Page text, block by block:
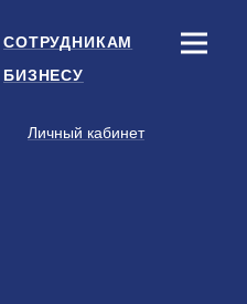
СОТРУДНИКАМ
БИЗНЕСУ
Личный кабинет